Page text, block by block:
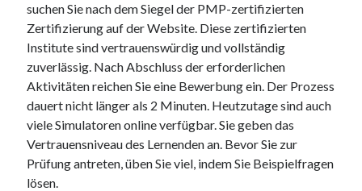
suchen Sie nach dem Siegel der PMP-zertifizierten
Zertifizierung auf der Website. Diese zertifizierten
Institute sind vertrauenswürdig und vollständig
zuverlässig. Nach Abschluss der erforderlichen
Aktivitäten reichen Sie eine Bewerbung ein. Der Prozess
dauert nicht länger als 2 Minuten. Heutzutage sind auch
viele Simulatoren online verfügbar. Sie geben das
Vertrauensniveau des Lernenden an. Bevor Sie zur
Prüfung antreten, üben Sie viel, indem Sie Beispielfragen
lösen.